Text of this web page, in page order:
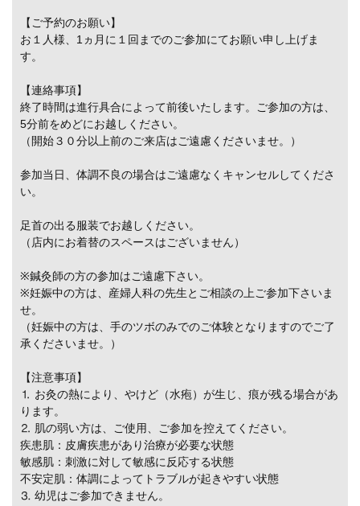
【ご予約のお願い】
お１人様、1ヵ月に１回までのご参加にてお願い申し上げま
す。
【連絡事項】
終了時間は進行具合によって前後いたします。ご参加の方は、
5分前をめどにお越しください。
（開始３０分以上前のご来店はご遠慮くださいませ。）
参加当日、体調不良の場合はご遠慮なくキャンセルしてくださ
い。
足首の出る服装でお越しください。
（店内にお着替のスペースはございません）
※鍼灸師の方の参加はご遠慮下さい。
※妊娠中の方は、産婦人科の先生とご相談の上ご参加下さいま
せ。
（妊娠中の方は、手のツボのみでのご体験となりますのでご了
承くださいませ。）
【注意事項】
⒈ お灸の熱により、やけど（水疱）が生じ、痕が残る場合があ
ります。
⒉ 肌の弱い方は、ご使用、ご参加を控えてください。
疾患肌：皮膚疾患があり治療が必要な状態
敏感肌：刺激に対して敏感に反応する状態
不安定肌：体調によってトラブルが起きやすい状態
⒊ 幼児はご参加できません。